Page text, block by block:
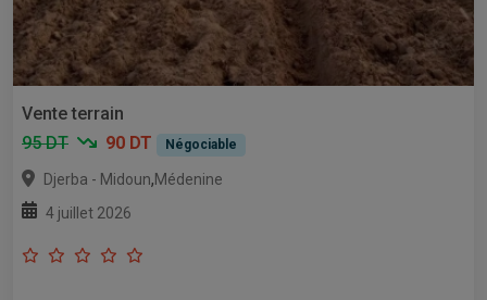
Vente terrain
95 DT
90 DT Négociable
Djerba - Midoun,Médenine
4 juillet 2026